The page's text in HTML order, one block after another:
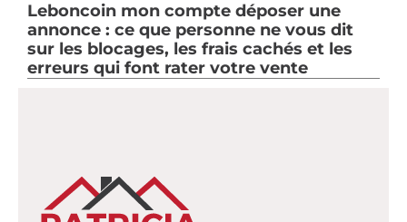
Leboncoin mon compte déposer une
annonce : ce que personne ne vous dit
sur les blocages, les frais cachés et les
erreurs qui font rater votre vente